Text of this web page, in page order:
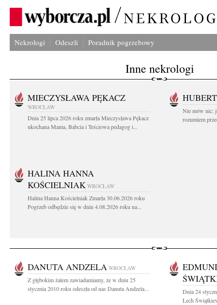
Nekrologi Odeszli Poradnik pogrzebowy
Inne nekrologi
MIECZYSŁAWA PĘKACZ
WROCŁAW
Dnia 25 lipca 2026 roku zmarła Mieczysława Pękacz
ukochana Mama, Babcia i Teściowa pedagog i...
Nie mów nic:
rozumiem
HALINA HANNA
KOŚCIELNIAK WROCŁAW
Halina Hanna Kościelniak Zmarła 30.06.2026 roku
Pogrzeb odbędzie się w dniu 4.08.2026 roku na...
DANUTA ANDZELA WROCŁAW
Z głębokim żalem zawiadamiamy, że w dniu 25
stycznia 2010 roku odeszła od nas Danuta Andzela...
Dnia 24
Lech